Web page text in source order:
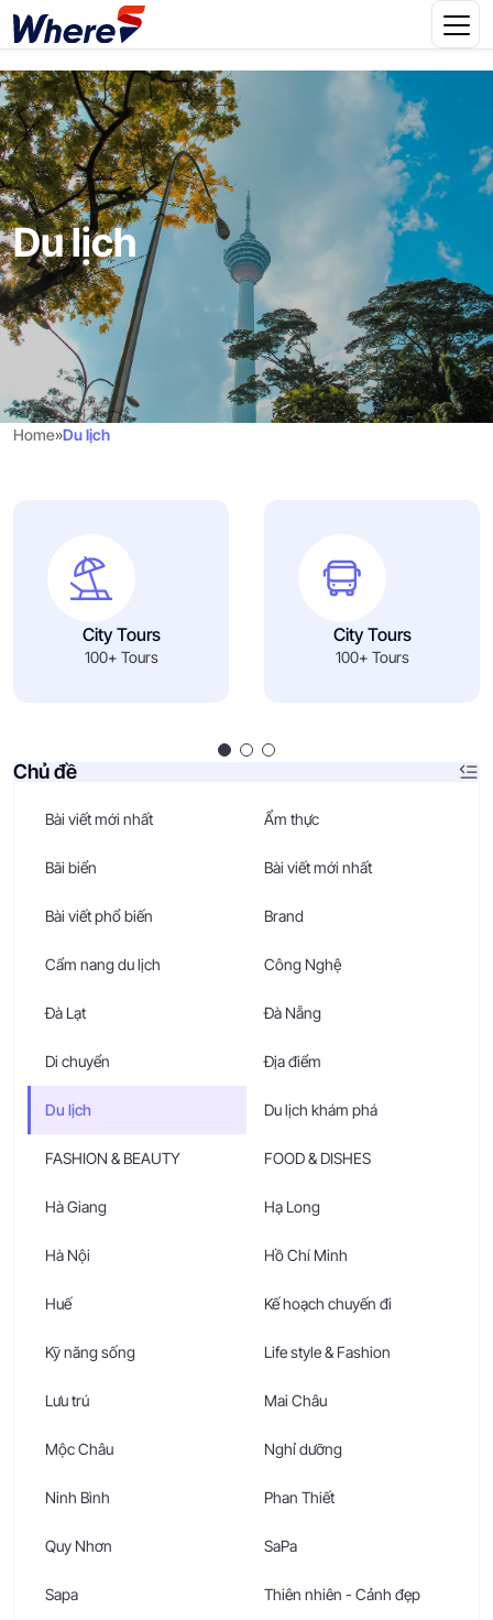
Du lịch
Home»Du lịch
City Tours
100+ Tours
City Tours
100+ Tours
Chủ đề
Bài viết mới nhất Ẩm thực
Bãi biển Bài viết mới nhất
Bài viết phổ biến Brand
Cẩm nang du lịch Công Nghệ
Đà Lạt Đà Nẵng
Di chuyển Địa điểm
Du lịch Du lịch khám phá
FASHION & BEAUTY FOOD & DISHES
Hà Giang Hạ Long
Hà Nội Hồ Chí Minh
Huế Kế hoạch chuyến đi
Kỹ năng sống Life style & Fashion
Lưu trú Mai Châu
Mộc Châu Nghỉ dưỡng
Ninh Bình Phan Thiết
Quy Nhơn SaPa
Sapa Thiên nhiên - Cảnh đẹp